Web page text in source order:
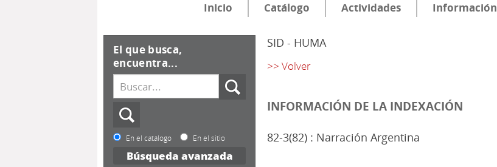
Inicio Catálogo Actividades Información
SID - HUMA
>> Volver
INFORMACIÓN DE LA INDEXACIÓN
82-3(82) : Narración Argentina
El que busca,
encuentra...
En el catálogo En el sitio
Búsqueda avanzada